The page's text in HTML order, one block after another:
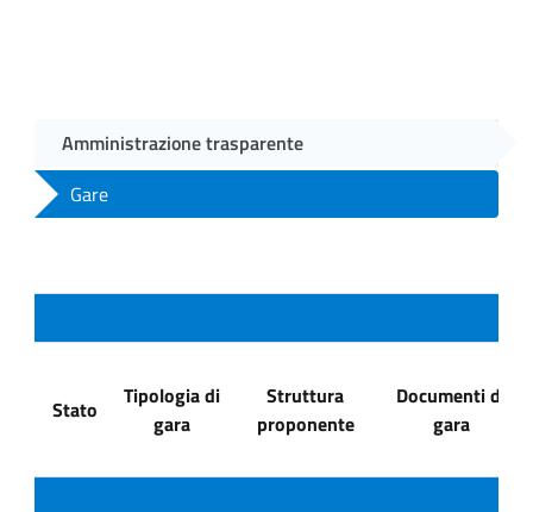
Amministrazione trasparente
Gare
Stato
Tipologia di
gara
Struttura
proponente
Documenti di
gara